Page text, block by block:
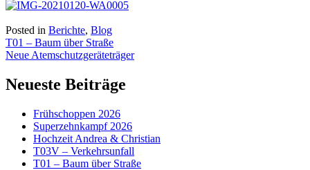
Posted in Berichte, Blog
Beitragsnavigation
T01 – Baum über Straße
Neue Atemschutzgeräteträger
Neueste Beiträge
Frühschoppen 2026
Superzehnkampf 2026
Hochzeit Andrea & Christian
T03V – Verkehrsunfall
T01 – Baum über Straße